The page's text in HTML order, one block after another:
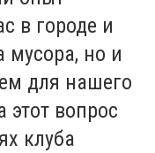
в городе и
мусора, но и
для нашего
этот вопрос
клуба